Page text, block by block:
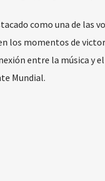
como una de
los momentos de
entre la música y
Mundial.